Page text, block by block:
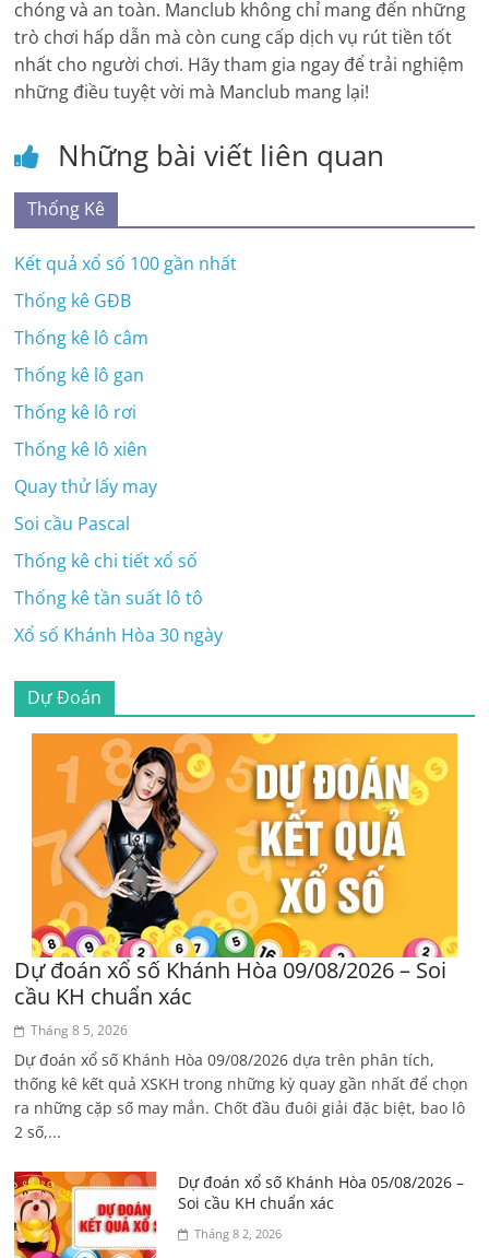
chóng và an toàn. Manclub không chỉ mang đến những
trò chơi hấp dẫn mà còn cung cấp dịch vụ rút tiền tốt
nhất cho người chơi. Hãy tham gia ngay để trải nghiệm
những điều tuyệt vời mà Manclub mang lại!
Những bài viết liên quan
Thống Kê
Kết quả xổ số 100 gần nhất
Thống kê GĐB
Thống kê lô câm
Thống kê lô gan
Thống kê lô rơi
Thống kê lô xiên
Quay thử lấy may
Soi cầu Pascal
Thống kê chi tiết xổ số
Thống kê tần suất lô tô
Xổ số Khánh Hòa 30 ngày
Dự Đoán
Dự đoán xổ số Khánh Hòa 09/08/2026 – Soi
cầu KH chuẩn xác
Tháng 8 5, 2026
Dự đoán xổ số Khánh Hòa 09/08/2026 dựa trên phân tích,
thống kê kết quả XSKH trong những kỳ quay gần nhất để chọn
ra những cặp số may mắn. Chốt đầu đuôi giải đặc biệt, bao lô
2 số,...
Dự đoán xổ số Khánh Hòa 05/08/2026 –
Soi cầu KH chuẩn xác
Tháng 8 2, 2026